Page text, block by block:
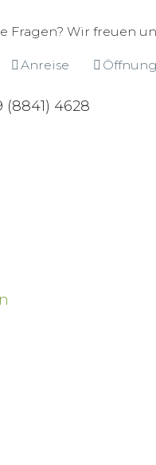
Fragen? Wir freuen
Anreise
(8841) 4628